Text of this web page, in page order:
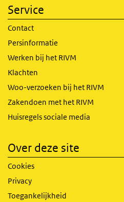
Service
Contact
Persinformatie
Werken bij het RIVM
Klachten
Woo-verzoeken bij het RIVM
Zakendoen met het RIVM
Huisregels sociale media
Over deze site
Cookies
Privacy
Toegankelijkheid